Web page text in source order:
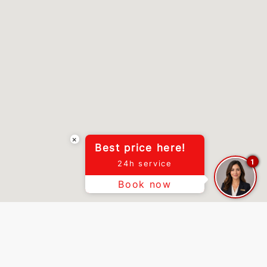
×
Best price here!
24h service
Book now
1